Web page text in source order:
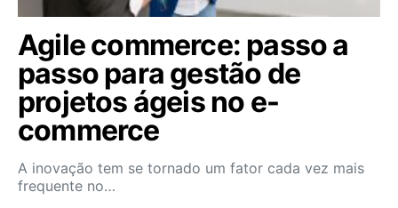
Agile commerce: passo a
passo para gestão de
projetos ágeis no e-
commerce
A inovação tem se tornado um fator cada vez mais
frequente no…